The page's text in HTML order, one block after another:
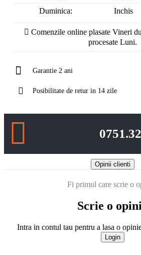
Duminica:
Inchis
Comenzile online plasate Vineri
procesate Luni.
Garantie 2 ani
Posibilitate de retur in 14 zile
Opinii clienti
Fi primul care scrie o
Scrie o
Intra in contul tau pentru a lasa o
Login